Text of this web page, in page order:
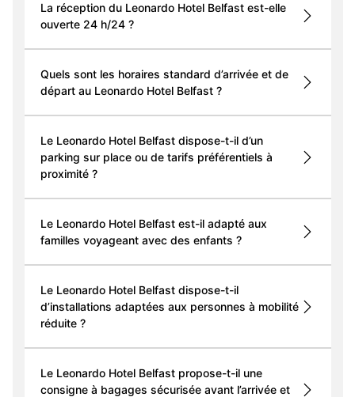
La réception du Leonardo Hotel Belfast est-elle
ouverte 24 h/24 ?
Quels sont les horaires standard d’arrivée et de
départ au Leonardo Hotel Belfast ?
Le Leonardo Hotel Belfast dispose-t-il d’un
parking sur place ou de tarifs préférentiels à
proximité ?
Le Leonardo Hotel Belfast est-il adapté aux
familles voyageant avec des enfants ?
Le Leonardo Hotel Belfast dispose-t-il
d’installations adaptées aux personnes à mobilité
réduite ?
Le Leonardo Hotel Belfast propose-t-il une
consigne à bagages sécurisée avant l’arrivée et